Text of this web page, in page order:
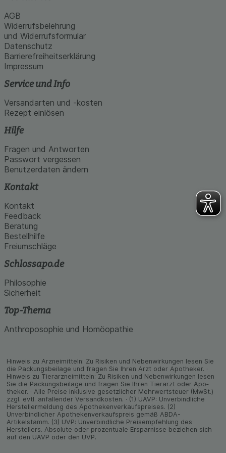
AGB
Widerrufsbelehrung
und Widerrufsformular
Datenschutz
Barrierefreiheitserklärung
Impressum
Service und Info
Versandarten und -kosten
Rezept einlösen
Hilfe
Fragen und Antworten
Passwort vergessen
Benutzerdaten ändern
Kontakt
Kontakt
Feedback
Beratung
Bestellhilfe
Freiumschläge
Schlossapo.de
Philosophie
Sicherheit
Top-Thema
Anthroposophie und Homöopathie
Hinweis zu Arzneimitteln: Zu Risiken und Neben­wirkungen lesen Sie
die Packungs­beilage und fragen Sie Ihren Arzt oder Apo­theker. ·
Hinweis zu Tier­arz­nei­mitteln: Zu Risiken und Neben­wirkungen lesen
Sie die Packungs­beilage und fragen Sie Ihren Tier­arzt oder Apo­
theker. · Alle Preise inklusive gesetz­licher Mehrwertsteuer (MwSt.)
zzgl. evtl. anfallender Versand­kosten. · (1) UAVP: Unverbindliche
Herstellermeldung des Apothekenverkaufspreises. (2)
Unverbindlicher Apothekenverkaufspreis gemäß ABDA-
Artikelstamm. (3) UVP: Unverbindliche Preisempfehlung des
Herstellers. Absolute oder prozentuale Ersparnisse beziehen sich
auf den UAVP oder den UVP.